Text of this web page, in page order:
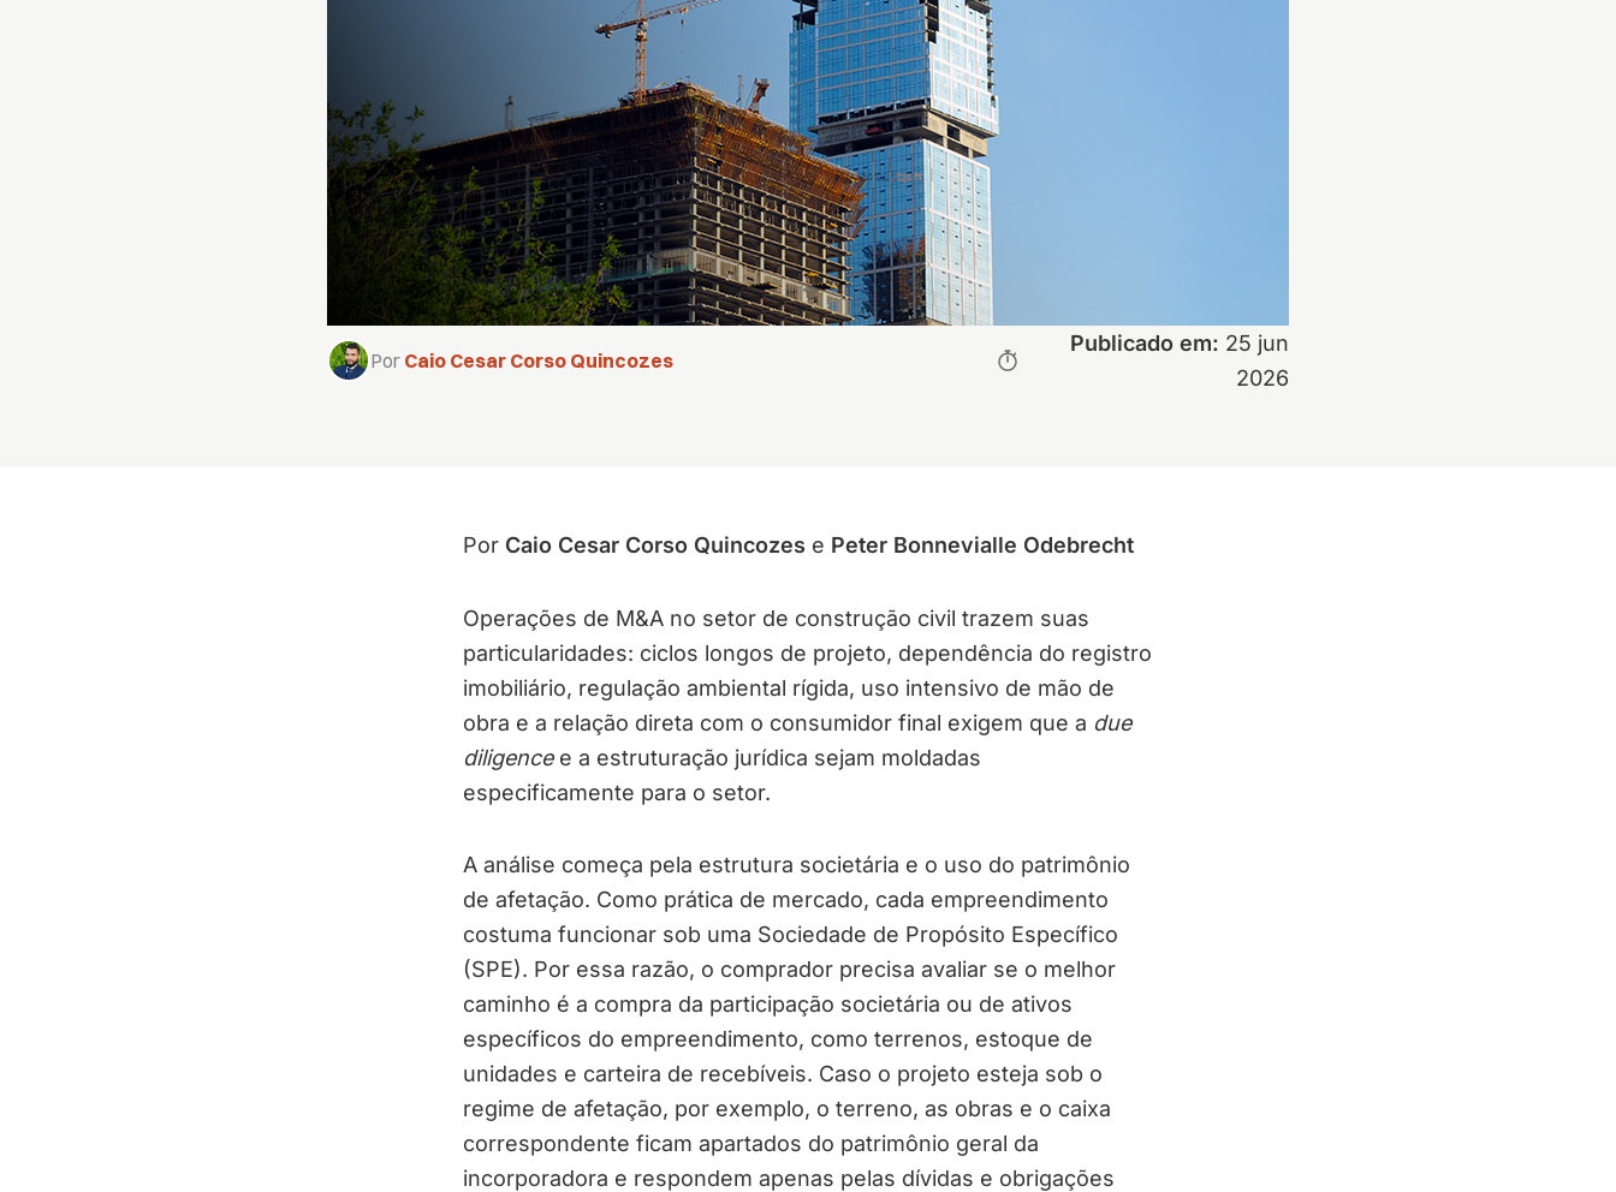
Por Caio Cesar Corso Quincozes
Publicado em: 25 jun
2026
Por Caio Cesar Corso Quincozes e Peter Bonnevialle Odebrecht
Operações de M&A no setor de construção civil trazem suas
particularidades: ciclos longos de projeto, dependência do registro
imobiliário, regulação ambiental rígida, uso intensivo de mão de
obra e a relação direta com o consumidor final exigem que a due
diligencee a estruturação jurídica sejam moldadas
especificamente para o setor.
A análise começa pela estrutura societária e o uso do patrimônio
de afetação. Como prática de mercado, cada empreendimento
costuma funcionar sob uma Sociedade de Propósito Específico
(SPE). Por essa razão, o comprador precisa avaliar se o melhor
caminho é a compra da participação societária ou de ativos
específicos do empreendimento, como terrenos, estoque de
unidades e carteira de recebíveis. Caso o projeto esteja sob o
regime de afetação, por exemplo, o terreno, as obras e o caixa
correspondente ficam apartados do patrimônio geral da
incorporadora e respondem apenas pelas dívidas e obrigações